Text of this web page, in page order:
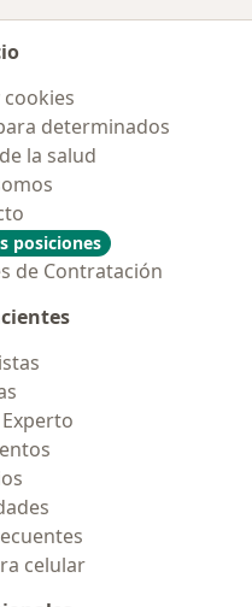
cookies
determinados
la salud
posiciones
de Contratación
celular